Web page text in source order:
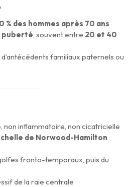
% des hommes après 70 ans
puberté , souvent entre 20 et 40
familiaux paternels ou
non inflammatoire, non cicatricielle
de Norwood-Hamilton
fronto-temporaux, puis du
de la raie centrale